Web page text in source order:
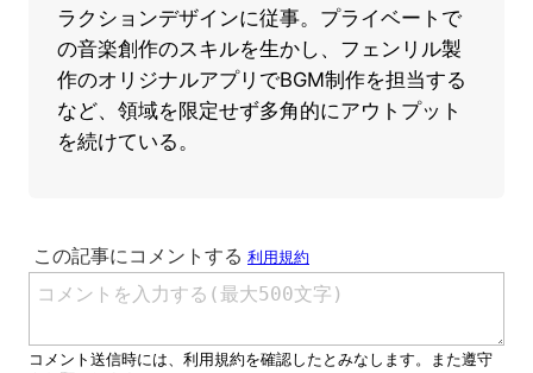
ラクションデザインに従事。プライベートで
の音楽創作のスキルを生かし、フェンリル製
作のオリジナルアプリでBGM制作を担当する
など、領域を限定せず多角的にアウトプット
を続けている。